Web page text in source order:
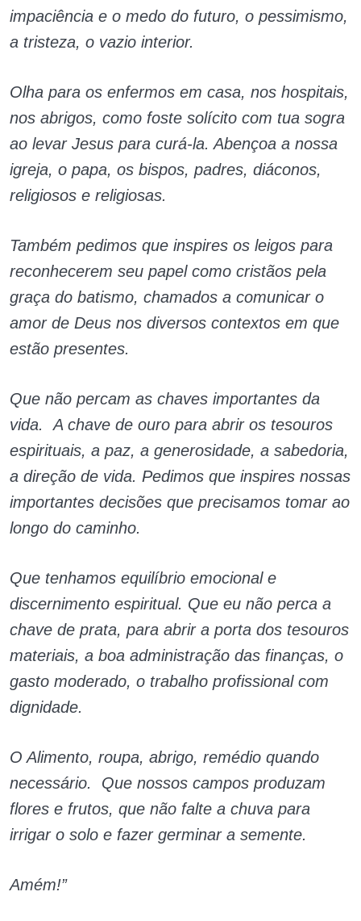
impaciência e o medo do futuro, o pessimismo,
a tristeza, o vazio interior.
Olha para os enfermos em casa, nos hospitais,
nos abrigos, como foste solícito com tua sogra
ao levar Jesus para curá-la. Abençoa a nossa
igreja, o papa, os bispos, padres, diáconos,
religiosos e religiosas.
Também pedimos que inspires os leigos para
reconhecerem seu papel como cristãos pela
graça do batismo, chamados a comunicar o
amor de Deus nos diversos contextos em que
estão presentes.
Que não percam as chaves importantes da
vida. A chave de ouro para abrir os tesouros
espirituais, a paz, a generosidade, a sabedoria,
a direção de vida. Pedimos que inspires nossas
importantes decisões que precisamos tomar ao
longo do caminho.
Que tenhamos equilíbrio emocional e
discernimento espiritual. Que eu não perca a
chave de prata, para abrir a porta dos tesouros
materiais, a boa administração das finanças, o
gasto moderado, o trabalho profissional com
dignidade.
O Alimento, roupa, abrigo, remédio quando
necessário. Que nossos campos produzam
flores e frutos, que não falte a chuva para
irrigar o solo e fazer germinar a semente.
Amém!”